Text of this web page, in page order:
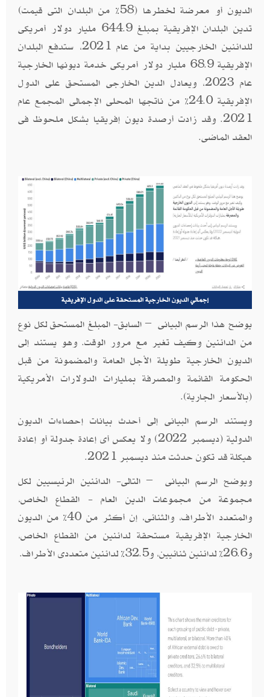
الديون أو معرضة لخطرها (58% من البلدان التى قيمت)
تدين البلدان الإفريقية بمبلغ 644.9 مليار دولار أمريكى
للدائنين الخارجيين بداية من عام 2021، ستدفع البلدان
الإفريقية 68.9 مليار دولار أمريكى خدمة ديونها الخارجية
عام 2023، ويعادل الدين الخارجى المستحق على الدول
الإفريقية 24.0% من ناتجها المحلى الإجمالى المجمع عام
2021. وقد زادت أرصدة ديون إفريقيا بشكل ملحوظ فى
العقد الماضى.
إجمالي الديون الخارجية المستحقة على الدول الإفريقية
يوضح هذا الرسم البيانى – السابق- المبلغ المستحق لكل نوع
من الدائنين وكيف تغير مع مرور الوقت. وهو يستند إلى
الديون الخارجية طويلة الأجل العامة والمضمونة من قبل
الحكومة القائمة والمصرفة بمليارات الدولارات الأمريكية
(بالأسعار الجارية).
ويستند الرسم البيانى إلى أحدث بيانات إحصاءات الديون
الدولية (ديسمبر 2022) ولا يعكس أى إعادة جدولة أو إعادة
هيكلة قد تكون حدثت منذ ديسمبر 2021.
ويوضح الرسم البيانى – التالى- الدائنين الرئيسيين لكل
مجموعة من مجموعات الدين العام - القطاع الخاص،
والمتعدد الأطراف، والثنائى، إن أكثر من 40% من الديون
الخارجية الإفريقية مستحقة لدائنين من القطاع الخاص،
و26.6% لدائنين ثنائيين، و32.5% لدائنين متعددى الأطراف.